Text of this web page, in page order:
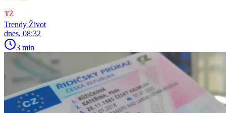
Trendy Život
dnes, 08:32
3 min